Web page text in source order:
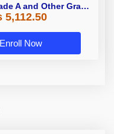
A and Other Grade
B Bank Exams
5,112.50
Enroll Now